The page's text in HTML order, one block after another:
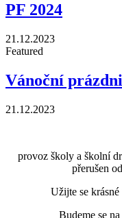
PF 2024
21.12.2023
Featured
Vánoční
21.12.2023
provoz školy a školní
přerušen
Užijte se
Budeme se